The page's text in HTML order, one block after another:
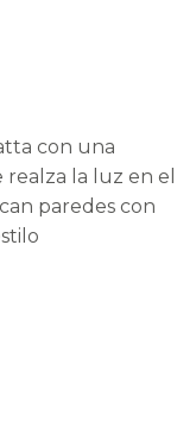
con una
la luz en el
paredes con